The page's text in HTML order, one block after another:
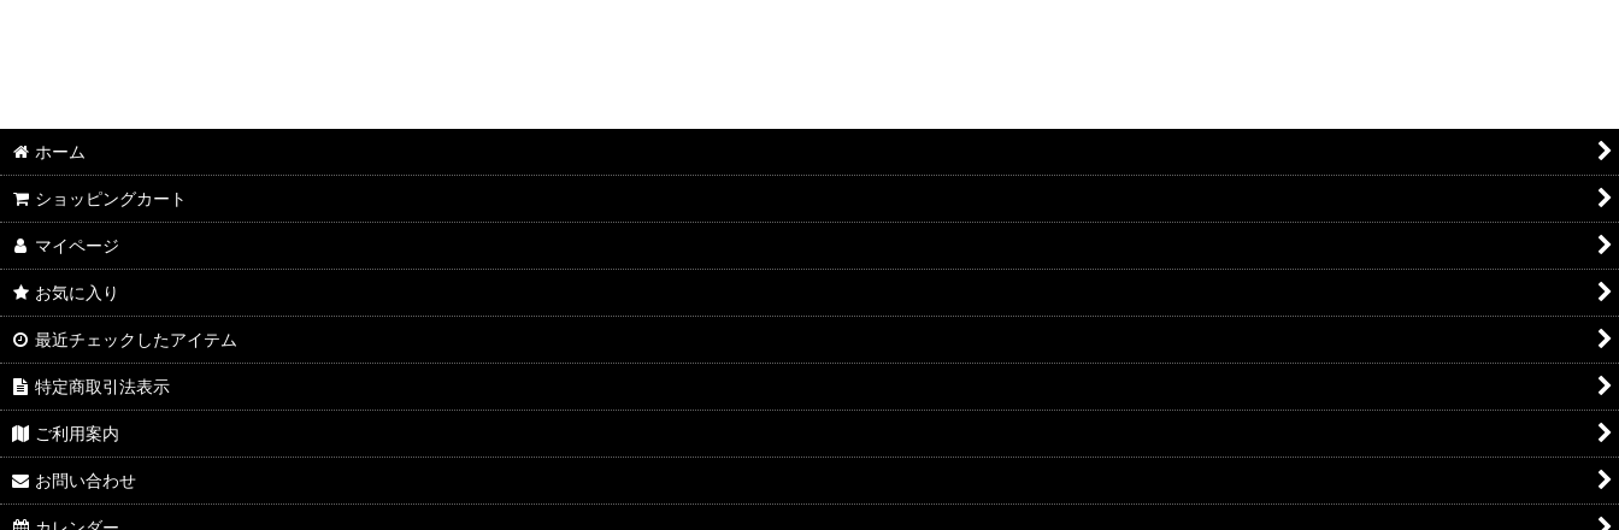
ホーム
ショッピングカート
マイページ
お気に入り
最近チェックしたアイテム
特定商取引法表示
ご利用案内
お問い合わせ